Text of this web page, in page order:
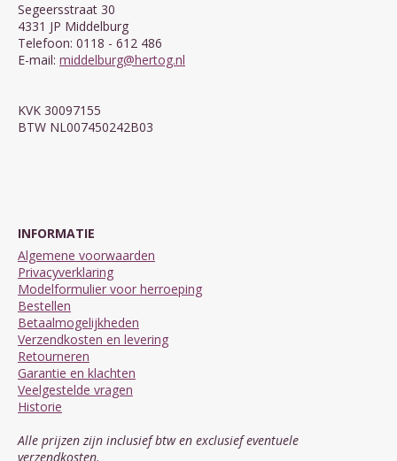
Segeersstraat 30
4331 JP Middelburg
Telefoon: 0118 - 612 486
E-mail: middelburg@hertog.nl
KVK 30097155
BTW NL007450242B03
INFORMATIE
Algemene voorwaarden
Privacyverklaring
Modelformulier voor herroeping
Bestellen
Betaalmogelijkheden
Verzendkosten en levering
Retourneren
Garantie en klachten
Veelgestelde vragen
Historie
Alle prijzen zijn inclusief btw en exclusief eventuele
verzendkosten.